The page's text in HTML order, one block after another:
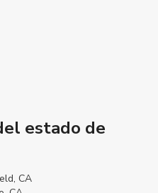
estado de
CA